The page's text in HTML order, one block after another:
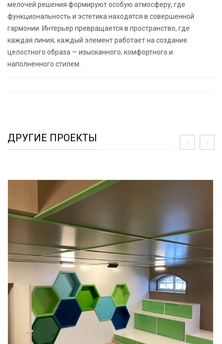
мелочей решения формируют особую атмосферу, где
функциональность и эстетика находятся в совершенной
гармонии. Интерьер превращается в пространство, где
каждая линия, каждый элемент работает на создание
целостного образа — изысканного, комфортного и
наполненного стилем.
ДРУГИЕ ПРОЕКТЫ